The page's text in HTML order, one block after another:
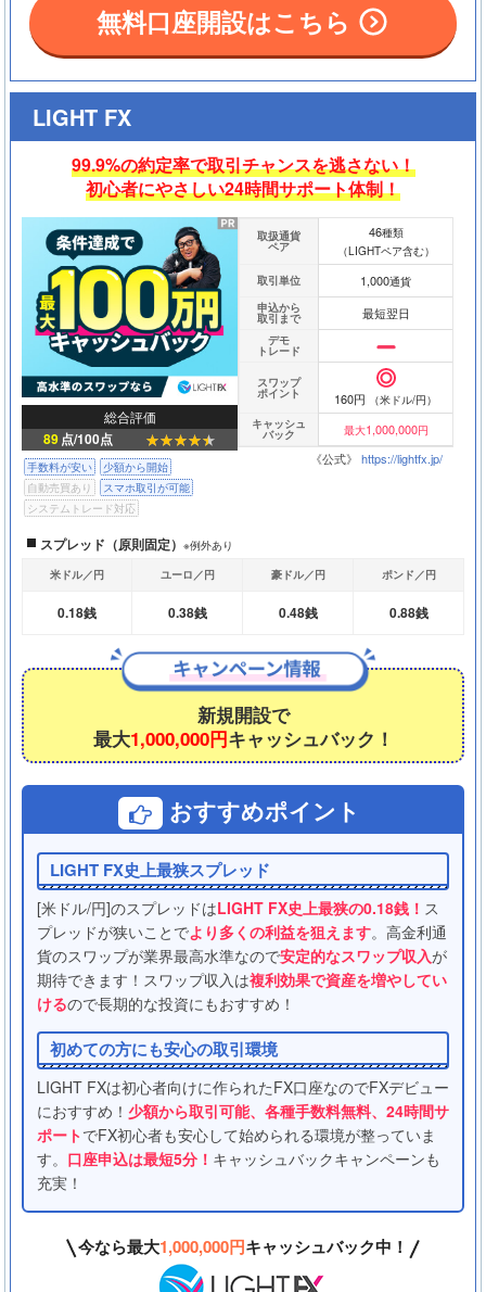
無料口座開設はこちら
LIGHT FX
99.9%の約定率で取引チャンスを逃さない！
初心者にやさしい24時間サポート体制！
総合評価
89点/100点
手数料が安い
少額から開始
自動売買あり
スマホ取引が可能
システムトレード対応
取扱通貨
ペア
46種類
（LIGHTペア含む）
取引単位
1,000通貨
申込から
取引まで 最短翌日
デモ
トレード
スワップ
ポイント 160円
（米ドル/円）
キャッシュ
バック 最大1,000,000円
《公式》 https://lightfx.jp/
スプレッド（原則固定） ※例外あり
米ドル／円
ユーロ／円 豪ドル／円 ポンド／円
0.18銭 0.38銭 0.48銭 0.88銭
新規開設で
最大1,000,000円キャッシュバック！
おすすめポイント
LIGHT FX史上最狭スプレッド
[米ドル/円]のスプレッドはLIGHT FX史上最狭の0.18銭！ ス
プレッドが狭いことでより多くの利益を狙えます。高金利通
貨のスワップが業界最高水準なので安定的なスワップ収入が
期待できます！スワップ収入は複利効果で資産を増やしてい
けるので長期的な投資にもおすすめ！
初めての方にも安心の取引環境
LIGHT FXは初心者向けに作られたFX口座なのでFXデビュー
におすすめ！ 少額から取引可能、各種手数料無料、24時間サ
ポートでFX初心者も安心して始められる環境が整っていま
す。 口座申込は最短5分！ キャッシュバックキャンペーンも
充実！
今なら最大1,000,000円キャッシュバック中！